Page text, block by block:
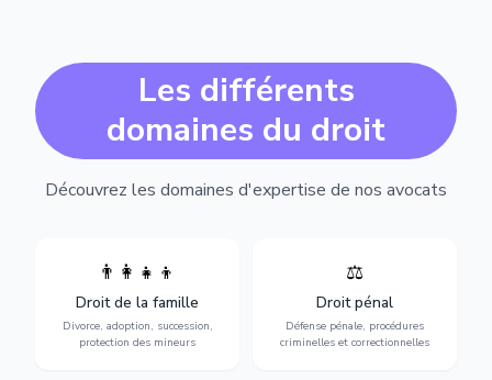
Les différents
domaines du droit
Découvrez les domaines d'expertise de nos avocats
👨‍👩‍👧‍👦
Droit de la famille
Divorce, adoption, succession,
protection des mineurs
Divorce, garde d'enfants,
adoption, succession et
protection des personnes
vulnérables.
⚖️
Droit pénal
Défense pénale, procédures
criminelles et correctionnelles
Expertise en matière pénale,
vue jusqu'au procès, pour
toute affaire correctionnelle
ou criminelle.